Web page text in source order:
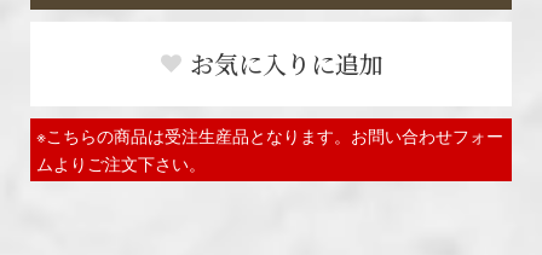
お気に入りに追加
※こちらの商品は受注生産品となります。お問い合わせフォー
ムよりご注文下さい。